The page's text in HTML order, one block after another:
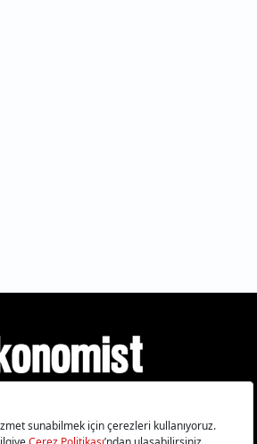
Çerez Politikası Çerezleri Sıfırla